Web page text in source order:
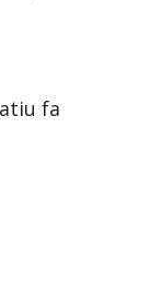
fa